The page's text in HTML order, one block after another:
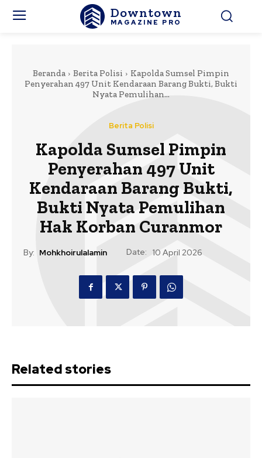
Downtown
MAGAZINE PRO
Beranda Berita Polisi
Kapolda Sumsel Pimpin
Penyerahan 497 Unit Kendaraan Barang Bukti, Bukti
Nyata Pemulihan...
Berita Polisi
Kapolda Sumsel Pimpin
Penyerahan 497 Unit
Kendaraan Barang Bukti,
Bukti Nyata Pemulihan
Hak Korban Curanmor
By: Mohkhoirulalamin Date: 10 April 2026
Related stories